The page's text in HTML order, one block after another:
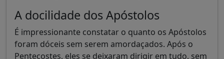
A docilidade dos Apóstolos
É impressionante constatar o quanto os Apóstolos
foram dóceis sem serem amordaçados. Após o
Pentecostes, eles se deixaram dirigir em tudo, sem